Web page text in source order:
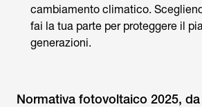
cambiamento climatico.
fai la tua parte per proteggere il
generazioni.
Normativa fotovoltaico 2025,